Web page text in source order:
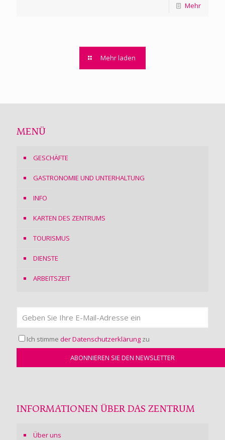
Mehr
Mehr laden
MENÜ
GESCHÄFTE
GASTRONOMIE UND UNTERHALTUNG
INFO
KARTEN DES ZENTRUMS
TOURISMUS
DIENSTE
ARBEITSZEIT
Ich stimme der Datenschutzerklärung zu
INFORMATIONEN ÜBER DAS ZENTRUM
Über uns